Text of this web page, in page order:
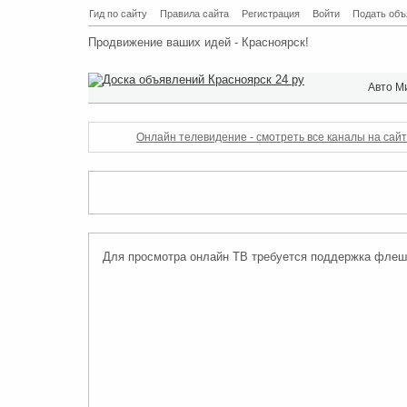
Гид по сайту Правила сайта Регистрация Войти Подать
Продвижение ваших идей - Красноярск!
Авто
Онлайн телевидение - смотреть все каналы на
Для просмотра онлайн ТВ требуется поддержка